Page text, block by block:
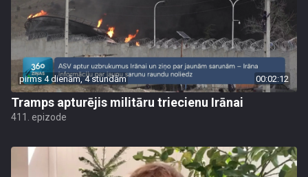
pirms 4 dienām, 4 stundām 00:02:12
Tramps apturējis militāru triecienu Irānai
411. epizode